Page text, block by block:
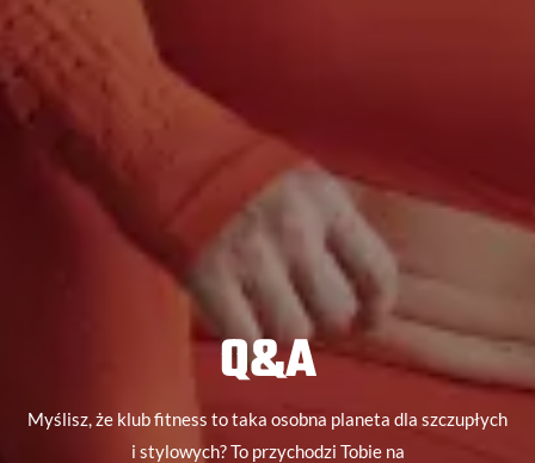
Q&A
Myślisz, że klub fitness to taka osobna planeta dla szczupłych
i stylowych? To przychodzi Tobie na